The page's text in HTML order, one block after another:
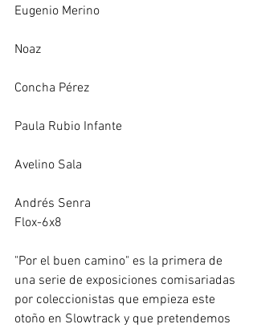
Eugenio Merino
Noaz
Concha Pérez
Paula Rubio Infante
Avelino Sala
Andrés Senra
Flox-6x8
"Por el buen camino" es la primera de
una serie de exposiciones comisariadas
por coleccionistas que empieza este
otoño en Slowtrack y que pretendemos